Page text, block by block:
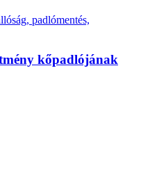
kőpadlójának